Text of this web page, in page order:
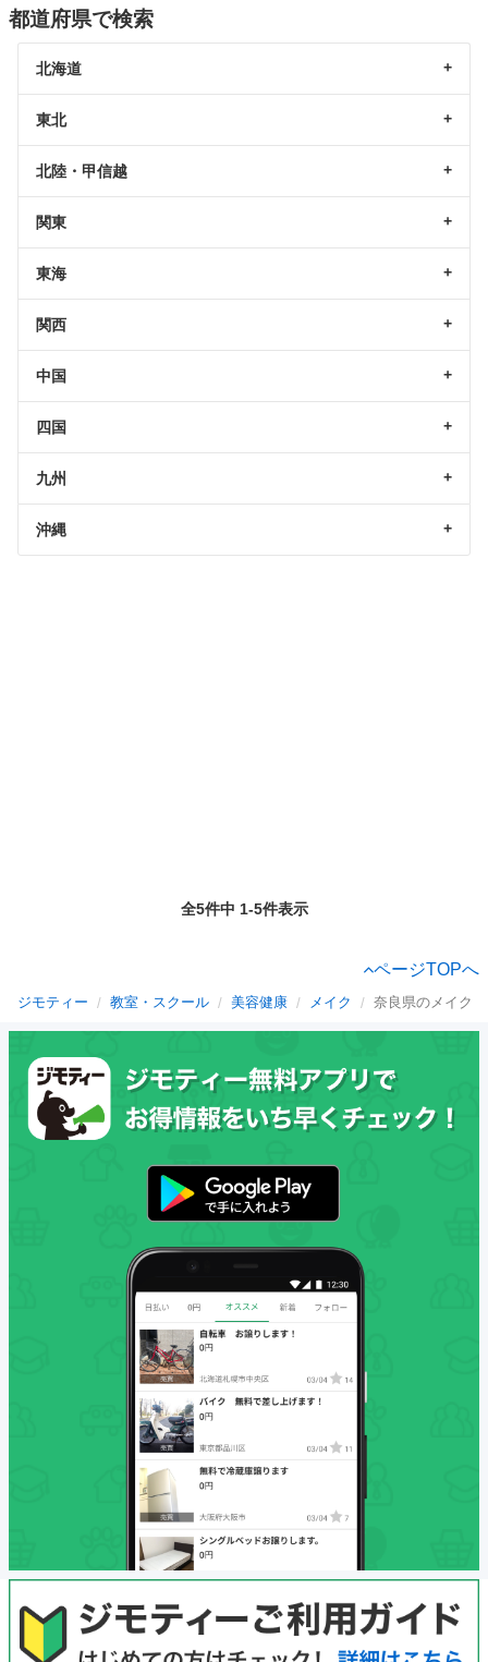
都道府県で検索
北海道
東北
北陸・甲信越
関東
東海
関西
中国
四国
九州
沖縄
全5件中 1-5件表示
ページTOPへ
ジモティー 教室・スクール 美容健康 メイク 奈良県のメイク